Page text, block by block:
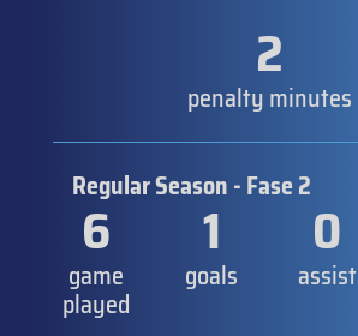
2
penalty minutes
Regular Season - Fase 2
6
game
played
1
goals
0
assist